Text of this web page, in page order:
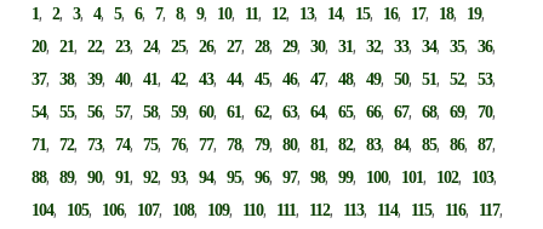
1,2,3,4,5,6,7,8,9, 10, 11, 12, 13, 14, 15, 16, 17, 18, 19,
20,21,22,23,24,25,26,27,28,29,30,31,32,33,34,35,36,
37,38,39,40,41,42,43,44,45,46,47,48,49,50,51,52,53,
54,55,56,57,58,59,60,61,62,63,64,65,66,67,68,69,70,
71,72,73,74,75,76,77,78,79,80,81,82,83,84,85,86,87,
88,89,90,91,92,93,94,95,96,97,98,99, 100, 101, 102, 103,
104, 105, 106, 107, 108, 109, 110, 111, 112, 113, 114, 115, 116, 117,